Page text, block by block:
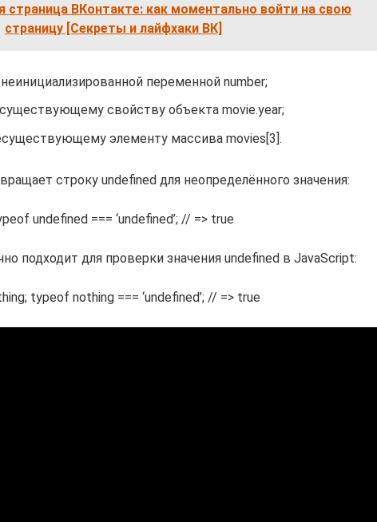
страница ВКонтакте: как моментально войти на свою
страницу [Секреты и лайфхаки ВК]
неинициализированной переменной number;
свойству объекта movie.year;
элементу массива movies[3].
строку undefined для неопределённого значения:
undefined === ‘undefined’; // => true
подходит для проверки значения undefined в JavaScript:
typeof nothing === ‘undefined’; // => true